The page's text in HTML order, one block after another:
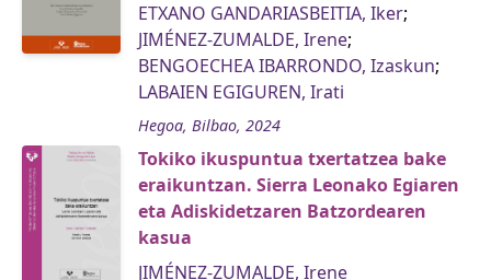
ETXANO GANDARIASBEITIA, Iker;
JIMÉNEZ-ZUMALDE, Irene;
BENGOECHEA IBARRONDO, Izaskun;
LABAIEN EGIGUREN, Irati
Hegoa, Bilbao, 2024
Tokiko ikuspuntua txertatzea bake
eraikuntzan. Sierra Leonako Egiaren
eta Adiskidetzaren Batzordearen
kasua
JIMÉNEZ-ZUMALDE, Irene